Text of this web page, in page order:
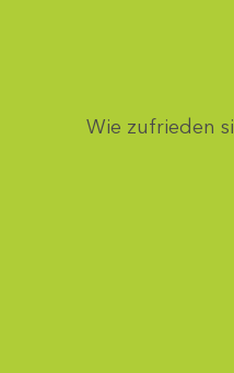
Wie zufrieden